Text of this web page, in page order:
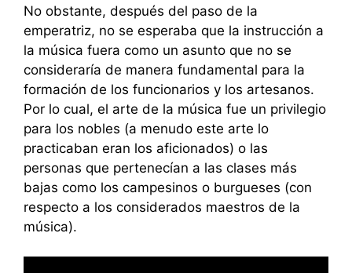
No obstante, después del paso de la
emperatriz, no se esperaba que la instrucción a
la música fuera como un asunto que no se
consideraría de manera fundamental para la
formación de los funcionarios y los artesanos.
Por lo cual, el arte de la música fue un privilegio
para los nobles (a menudo este arte lo
practicaban eran los aficionados) o las
personas que pertenecían a las clases más
bajas como los campesinos o burgueses (con
respecto a los considerados maestros de la
música).